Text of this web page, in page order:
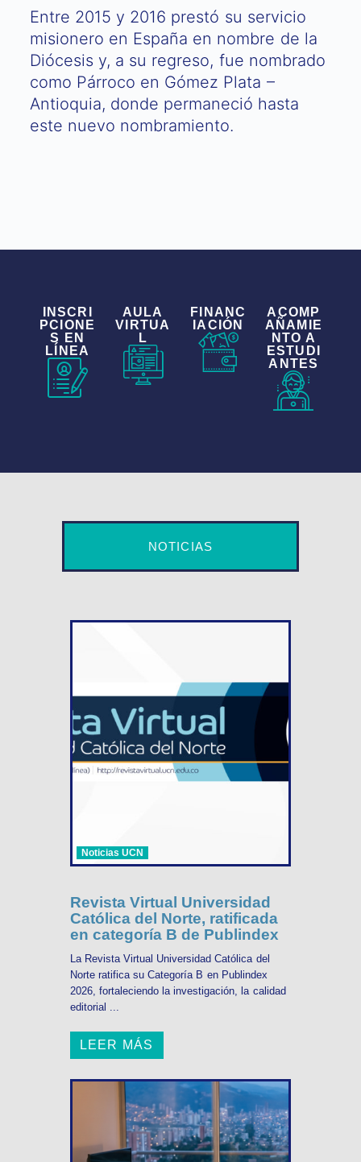
Entre 2015 y 2016 prestó su servicio
misionero en España en nombre de la
Diócesis y, a su regreso, fue nombrado
como Párroco en Gómez Plata –
Antioquia, donde permaneció hasta
este nuevo nombramiento.
INSCRI
PCIONE
S EN
LÍNEA
AULA
VIRTUA
L
FINANC
IACIÓN
ACOMP
AÑAMIE
NTO A
ESTUDI
ANTES
NOTICIAS
Noticias UCN
Revista Virtual Universidad
Católica del Norte, ratificada
en categoría B de Publindex
La Revista Virtual Universidad Católica del
Norte ratifica su Categoría B en Publindex
2026, fortaleciendo la investigación, la calidad
editorial ...
LEER MÁS